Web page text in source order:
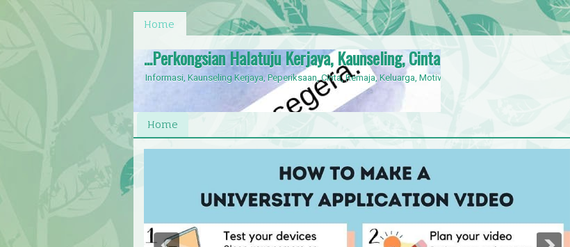
Home
...Perkongsian Halatuju Kerjaya, Kaunseling, Cinta, Orang Kelainan Upaya,
Informasi, Kaunseling Kerjaya, Peperiksaan, Cinta, Remaja, Keluarga, Motivasi, OKU,
Home